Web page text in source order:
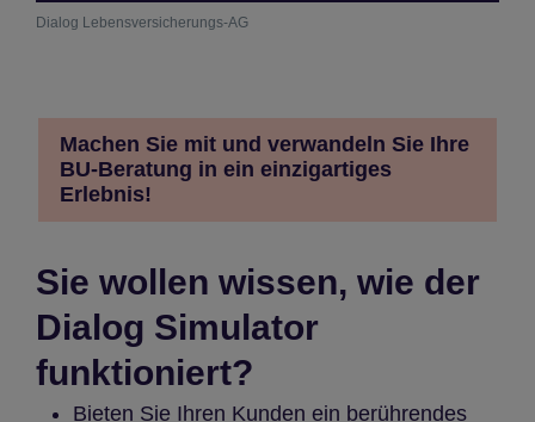
Dialog Lebensversicherungs-AG
Machen Sie mit und verwandeln Sie Ihre
BU-Beratung in ein einzigartiges
Erlebnis!
Sie wollen wissen, wie der
Dialog Simulator
funktioniert?
Bieten Sie Ihren Kunden ein berührendes